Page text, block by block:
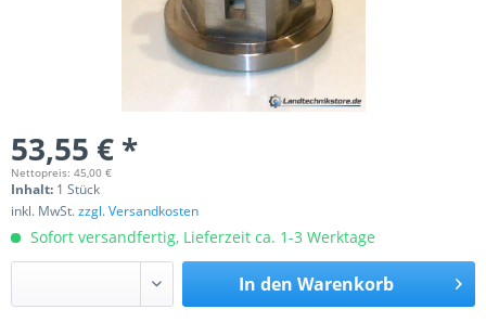
53,55 € *
Nettopreis: 45,00 €
Inhalt: 1 Stück
inkl. MwSt.zzgl. Versandkosten
Sofort versandfertig, Lieferzeit ca. 1-3 Werktage
In den Warenkorb